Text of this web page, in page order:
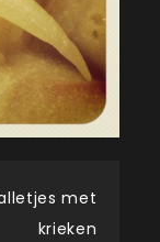
met
krieken